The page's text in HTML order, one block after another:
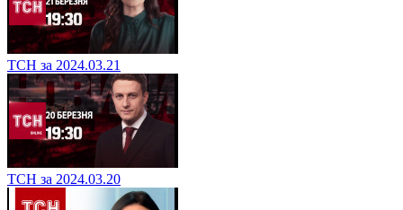
ТСН за 2024.03.21
ТСН за 2024.03.20